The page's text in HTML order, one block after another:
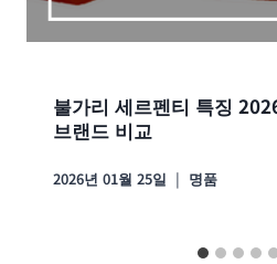
불가리 세르펜티 특징
브랜드 비교
2026년 01월 25일 명품